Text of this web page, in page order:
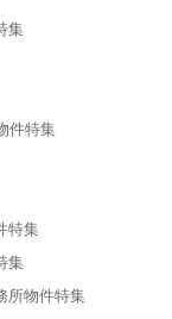
集
件特集
特集
集
所物件特集